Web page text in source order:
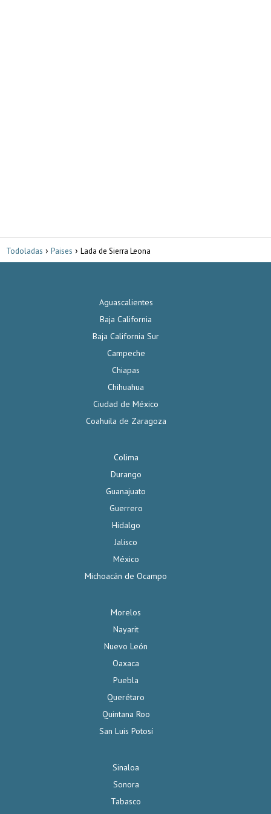
Todoladas Paises Lada de Sierra Leona
Aguascalientes
Baja California
Baja California Sur
Campeche
Chiapas
Chihuahua
Ciudad de México
Coahuila de Zaragoza
Colima
Durango
Guanajuato
Guerrero
Hidalgo
Jalisco
México
Michoacán de Ocampo
Morelos
Nayarit
Nuevo León
Oaxaca
Puebla
Querétaro
Quintana Roo
San Luis Potosí
Sinaloa
Sonora
Tabasco